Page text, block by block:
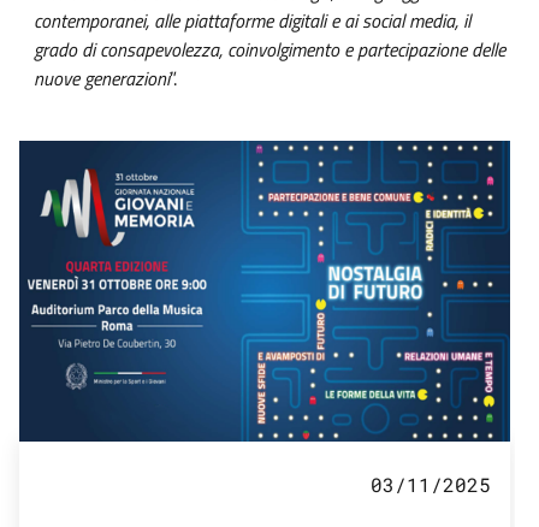
contemporanei, alle piattaforme digitali e ai social media, il
grado di consapevolezza, coinvolgimento e partecipazione delle
nuove generazioni”.
Tutti i contenuti della pagina
03/11/2025